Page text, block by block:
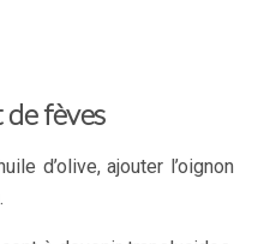
fèves
d’olive, ajouter l’oignon